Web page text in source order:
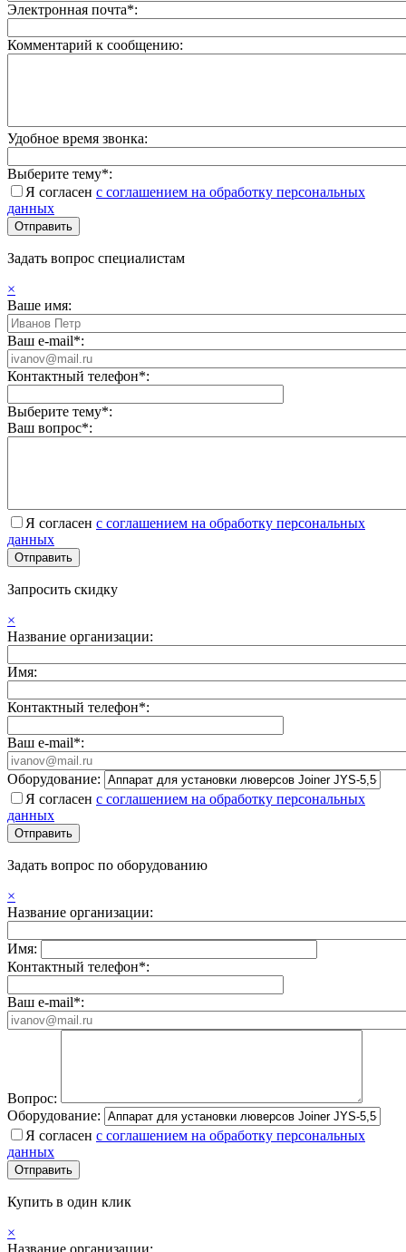
Электронная почта*:
Комментарий к сообщению:
Удобное время звонка:
Выберите тему*:
Я согласен с соглашением на обработку персональных
данных
Задать вопрос специалистам
×
Ваше имя:
Ваш e-mail*:
Контактный телефон*:
Выберите тему*:
Ваш вопрос*:
Я согласен с соглашением на обработку персональных
данных
Запросить скидку
×
Название организации:
Имя:
Контактный телефон*:
Ваш e-mail*:
Оборудование:
Я согласен с соглашением на обработку персональных
данных
Задать вопрос по оборудованию
×
Название организации:
Имя:
Контактный телефон*:
Ваш e-mail*:
Вопрос:
Оборудование:
Я согласен с соглашением на обработку персональных
данных
Купить в один клик
×
Название организации: